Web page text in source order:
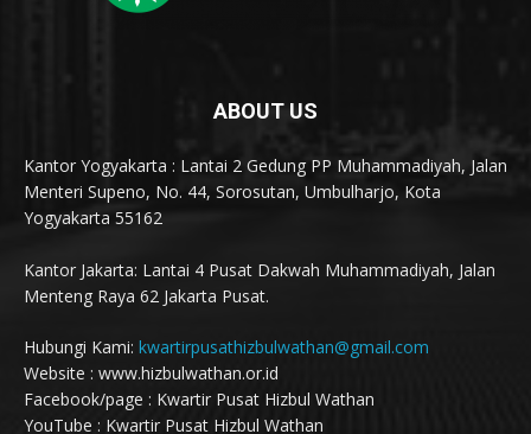
ABOUT US
Kantor Yogyakarta : Lantai 2 Gedung PP Muhammadiyah, Jalan
Menteri Supeno, No. 44, Sorosutan, Umbulharjo, Kota
Yogyakarta 55162
Kantor Jakarta: Lantai 4 Pusat Dakwah Muhammadiyah, Jalan
Menteng Raya 62 Jakarta Pusat.
Hubungi Kami: kwartirpusathizbulwathan@gmail.com
Website : www.hizbulwathan.or.id
Facebook/page : Kwartir Pusat Hizbul Wathan
YouTube : Kwartir Pusat Hizbul Wathan